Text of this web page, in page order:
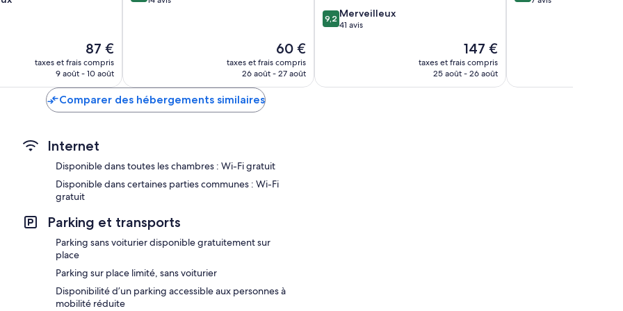
Le
nouveau
prix
de
87 €
87 €
taxes et frais compris
9 août - 10 août
Le
nouveau
prix
60 €
taxes et frais compris
26 août - 27 août
9.2
sur
9,2 Merveilleux
41 avis
Le
nouveau
prix
147 €
taxes et frais compris
25 août - 26 août
Comparer des hébergements similaires
Internet
Disponible dans toutes les chambres : Wi-Fi gratuit
Disponible dans certaines parties communes : Wi-Fi
gratuit
Parking et transports
Parking sans voiturier disponible gratuitement sur
place
Parking sur place limité, sans voiturier
Disponibilité d’un parking accessible aux personnes à
mobilité réduite